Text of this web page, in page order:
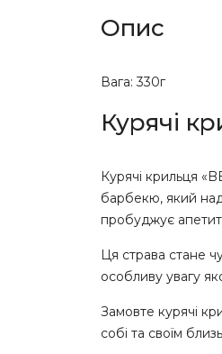
Опис
Вага: 330г
Курячі
Курячі крильця
барбекю, який
пробуджує
Ця страва стане
особливу увагу
Замовте курячі
собі та своїм